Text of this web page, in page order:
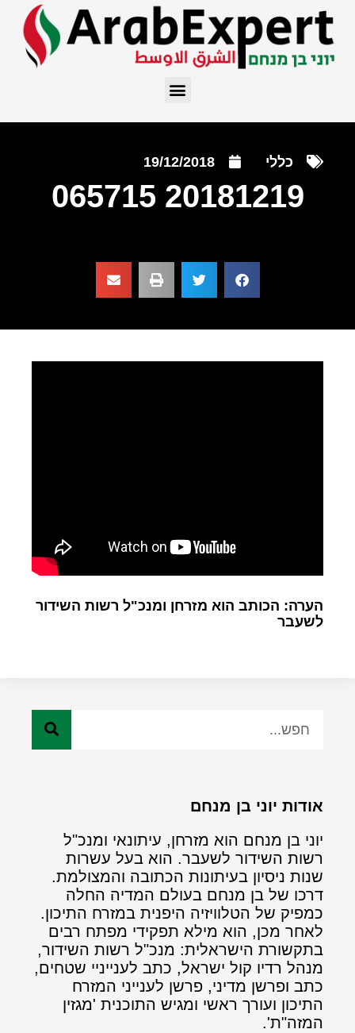
כללי 19/12/2018
20181219 065715
הערה: הכותב הוא מזרחן ומנכ"ל רשות השידור
לשעבר
אודות יוני בן מנחם
יוני בן מנחם הוא מזרחן, עיתונאי ומנכ"ל
רשות השידור לשעבר. הוא בעל עשרות
שנות ניסיון בעיתונות הכתובה והמצולמת.
דרכו של בן מנחם בעולם המדיה החלה
כמפיק של הטלוויזיה היפנית במזרח התיכון.
לאחר מכן, הוא מילא תפקידי מפתח רבים
בתקשורת הישראלית: מנכ"ל רשות השידור,
מנהל רדיו קול ישראל, כתב לענייניי שטחים,
כתב ופרשן מדיני, פרשן לענייני המזרח
התיכון ועורך ראשי ומגיש התוכנית 'מגזין
המזה"ת'.